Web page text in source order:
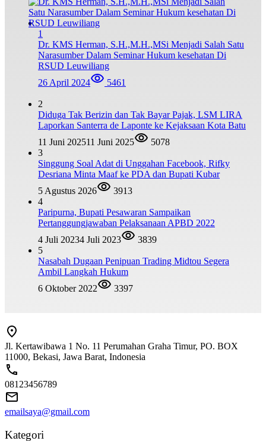
1
Dr. KMS Herman, S.H.,M.H.,MSi Menjadi Salah Satu
Narasumber Dalam Seminar Hukum kesehatan Di
RSUD Leuwiliang
26 April 2024
5461
2
Diduga Tak Berizin dan Tak Bayar Pajak, LSM LIRA
Laporkan Santerra de Laponte ke Kejaksaan Kota Batu
11 Juni 202511 Juni 2025
5078
3
Singgung Soal Adat di Unggahan Facebook, Rifky
Desriana Minta Maaf ke PDA dan Bupati Kubar
5 Agustus 2026
3913
4
Paripurna, Bupati Pesawaran Sampaikan
Pertanggungjawaban Pelaksanaan APBD 2022
4 Juli 20234 Juli 2023
3839
5
Nasabah Dugaan Penipuan Trading Midtou Segera
Ambil Langkah Hukum
6 Oktober 2022
3397
Jl. Kertawibawa 1 No. 11 Perumahan Graha Timur, PO. BOX
11000, Bekasi, Jawa Barat, Indonesia
08123456789
emailsaya@gmail.com
Kategori